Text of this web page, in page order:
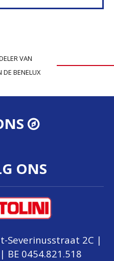
VAN
DE BENELUX
ONS
Severinusstraat 2C |
BE 0454.821.518